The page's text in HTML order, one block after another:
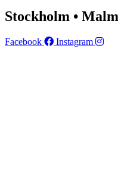
Stockholm •
Facebook Instagram